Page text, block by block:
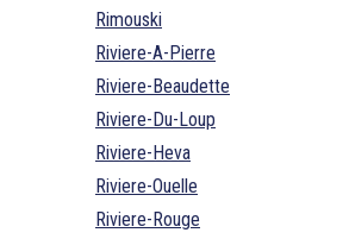
Rimouski
Riviere-A-Pierre
Riviere-Beaudette
Riviere-Du-Loup
Riviere-Heva
Riviere-Ouelle
Riviere-Rouge